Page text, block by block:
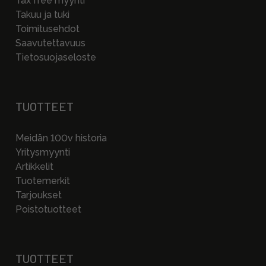
Takuu ja tuki
Toimitusehdot
Saavutettavuus
Tietosuojaseloste
TUOTTEET
Meidän 100v historia
Yritysmyynti
Artikkelit
Tuotemerkit
Tarjoukset
Poistotuotteet
TUOTTEET